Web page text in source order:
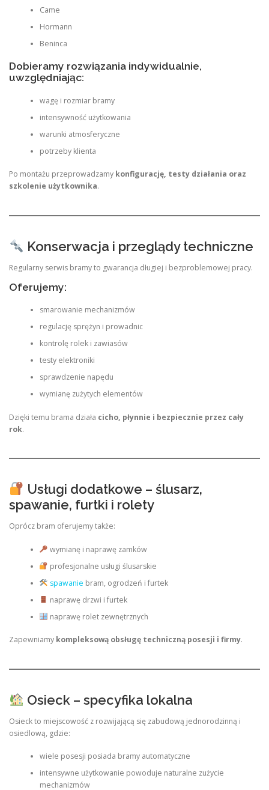
Came
Hormann
Beninca
Dobieramy rozwiązania indywidualnie,
uwzględniając:
wagę i rozmiar bramy
intensywność użytkowania
warunki atmosferyczne
potrzeby klienta
Po montażu przeprowadzamy konfigurację, testy działania oraz
szkolenie użytkownika.
Konserwacja i przeglądy techniczne
Regularny serwis bramy to gwarancja długiej i bezproblemowej pracy.
Oferujemy:
smarowanie mechanizmów
regulację sprężyn i prowadnic
kontrolę rolek i zawiasów
testy elektroniki
sprawdzenie napędu
wymianę zużytych elementów
Dzięki temu brama działa cicho, płynnie i bezpiecznie przez cały
rok.
Usługi dodatkowe – ślusarz,
spawanie, furtki i rolety
Oprócz bram oferujemy także:
wymianę i naprawę zamków
profesjonalne usługi ślusarskie
spawanie bram, ogrodzeń i furtek
naprawę drzwi i furtek
naprawę rolet zewnętrznych
Zapewniamy kompleksową obsługę techniczną posesji i firmy.
Osieck – specyfika lokalna
Osieck to miejscowość z rozwijającą się zabudową jednorodzinną i
osiedlową, gdzie:
wiele posesji posiada bramy automatyczne
intensywne użytkowanie powoduje naturalne zużycie
mechanizmów